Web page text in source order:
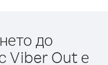
до
Viber Out е